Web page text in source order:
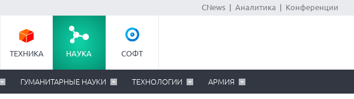
CNews Аналитика Конференции
ТЕХНИКА НАУКА СОФТ
ГУМАНИТАРНЫЕ НАУКИ ТЕХНОЛОГИИ АРМИЯ